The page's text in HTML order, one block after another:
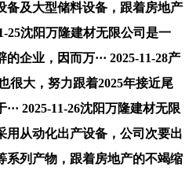
备及大型储料设备，跟着房地产
25沈阳万隆建材无限公司是一
企业，因而万··· 2025-11-28产
很大，努力跟着2025年接近尾
2025-11-26沈阳万隆建材无限
用从动化出产设备，公司次要出
系列产物，跟着房地产的不竭缩